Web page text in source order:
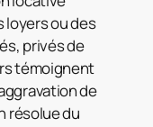
loyers ou des
privés de
témoignent
de
résolue du